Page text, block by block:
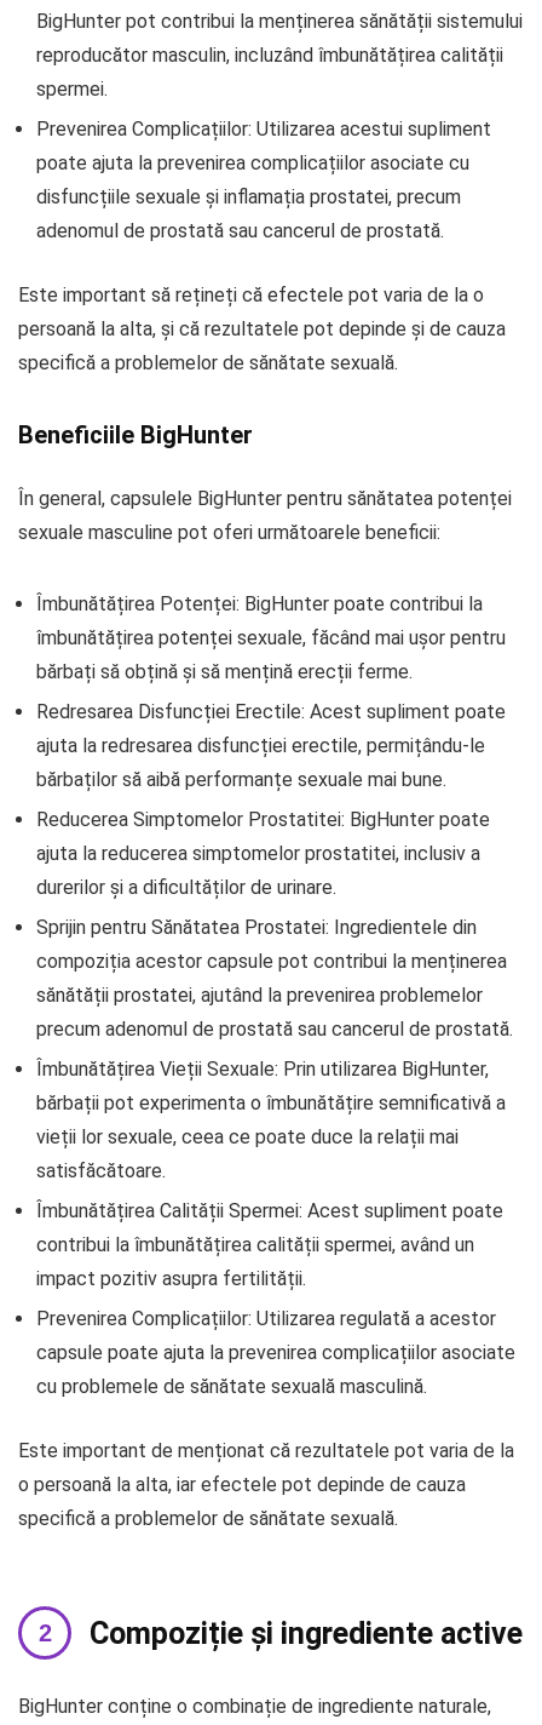
BigHunter pot contribui la menținerea sănătății sistemului
reproducător masculin, incluzând îmbunătățirea calității
spermei.
Prevenirea Complicațiilor: Utilizarea acestui supliment
poate ajuta la prevenirea complicațiilor asociate cu
disfuncțiile sexuale și inflamația prostatei, precum
adenomul de prostată sau cancerul de prostată.
Este important să rețineți că efectele pot varia de la o
persoană la alta, și că rezultatele pot depinde și de cauza
specifică a problemelor de sănătate sexuală.
Beneficiile BigHunter
În general, capsulele BigHunter pentru sănătatea potenței
sexuale masculine pot oferi următoarele beneficii:
Îmbunătățirea Potenței: BigHunter poate contribui la
îmbunătățirea potenței sexuale, făcând mai ușor pentru
bărbați să obțină și să mențină erecții ferme.
Redresarea Disfuncției Erectile: Acest supliment poate
ajuta la redresarea disfuncției erectile, permițându-le
bărbaților să aibă performanțe sexuale mai bune.
Reducerea Simptomelor Prostatitei: BigHunter poate
ajuta la reducerea simptomelor prostatitei, inclusiv a
durerilor și a dificultăților de urinare.
Sprijin pentru Sănătatea Prostatei: Ingredientele din
compoziția acestor capsule pot contribui la menținerea
sănătății prostatei, ajutând la prevenirea problemelor
precum adenomul de prostată sau cancerul de prostată.
Îmbunătățirea Vieții Sexuale: Prin utilizarea BigHunter,
bărbații pot experimenta o îmbunătățire semnificativă a
vieții lor sexuale, ceea ce poate duce la relații mai
satisfăcătoare.
Îmbunătățirea Calității Spermei: Acest supliment poate
contribui la îmbunătățirea calității spermei, având un
impact pozitiv asupra fertilității.
Prevenirea Complicațiilor: Utilizarea regulată a acestor
capsule poate ajuta la prevenirea complicațiilor asociate
cu problemele de sănătate sexuală masculină.
Este important de menționat că rezultatele pot varia de la
o persoană la alta, iar efectele pot depinde de cauza
specifică a problemelor de sănătate sexuală.
Compoziție și ingrediente active
BigHunter conține o combinație de ingrediente naturale,